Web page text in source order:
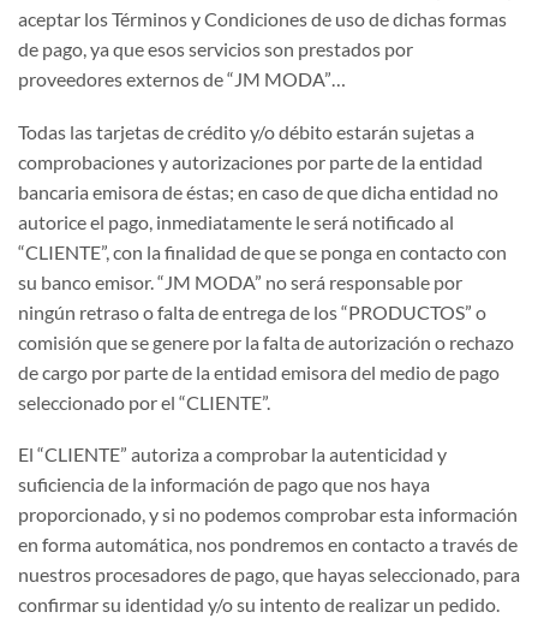
aceptar los Términos y Condiciones de uso de dichas formas
de pago, ya que esos servicios son prestados por
proveedores externos de “JM MODA”…
Todas las tarjetas de crédito y/o débito estarán sujetas a
comprobaciones y autorizaciones por parte de la entidad
bancaria emisora de éstas; en caso de que dicha entidad no
autorice el pago, inmediatamente le será notificado al
“CLIENTE”, con la finalidad de que se ponga en contacto con
su banco emisor. “JM MODA” no será responsable por
ningún retraso o falta de entrega de los “PRODUCTOS” o
comisión que se genere por la falta de autorización o rechazo
de cargo por parte de la entidad emisora del medio de pago
seleccionado por el “CLIENTE”.
El “CLIENTE” autoriza a comprobar la autenticidad y
suficiencia de la información de pago que nos haya
proporcionado, y si no podemos comprobar esta información
en forma automática, nos pondremos en contacto a través de
nuestros procesadores de pago, que hayas seleccionado, para
confirmar su identidad y/o su intento de realizar un pedido.